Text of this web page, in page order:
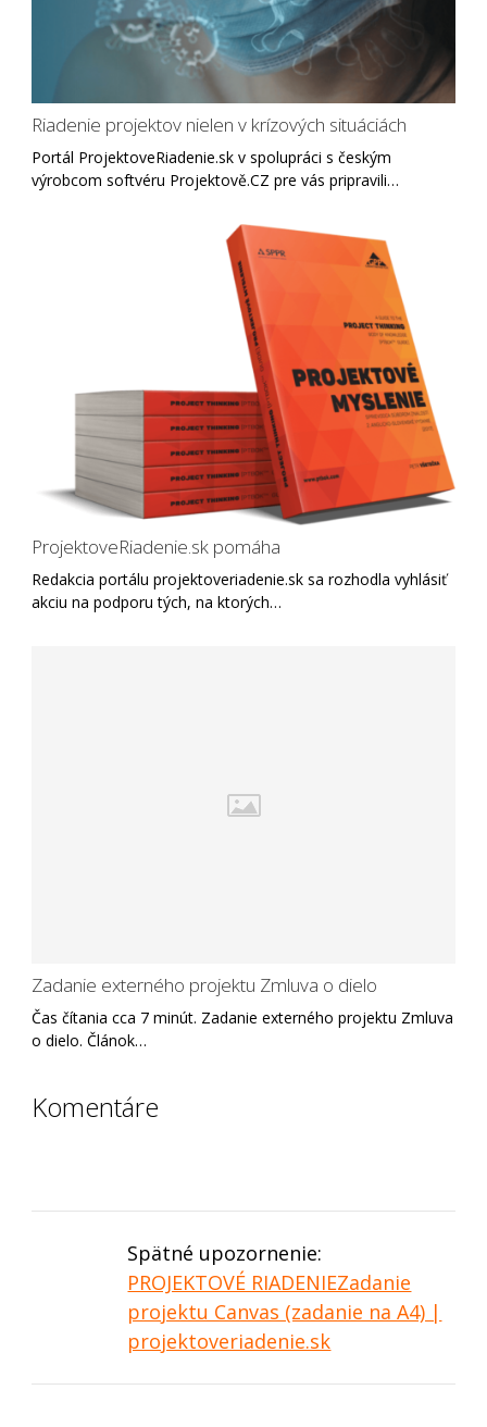
Riadenie projektov nielen v krízových situáciách
Portál ProjektoveRiadenie.sk v spolupráci s českým
výrobcom softvéru Projektově.CZ pre vás pripravili…
ProjektoveRiadenie.sk pomáha
Redakcia portálu projektoveriadenie.sk sa rozhodla vyhlásiť
akciu na podporu tých, na ktorých…
Zadanie externého projektu Zmluva o dielo
Čas čítania cca 7 minút. Zadanie externého projektu Zmluva
o dielo. Článok…
Komentáre
Spätné upozornenie:
PROJEKTOVÉ RIADENIEZadanie
projektu Canvas (zadanie na A4) |
projektoveriadenie.sk